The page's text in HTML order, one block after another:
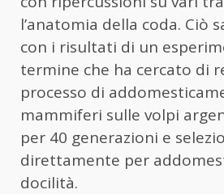
l’anatomia della coda. Ciò
con i risultati di un
termine che ha cercato di
processo di
mammiferi sulle volpi
per 40 generazioni e
direttamente per
docilità.